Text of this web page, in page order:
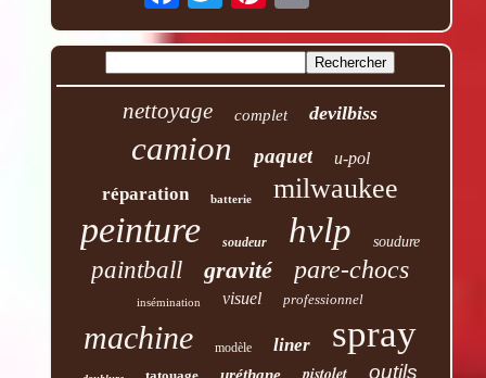
nettoyage complet devilbiss
camion paquet u-pol
réparation batterie milwaukee
peinture soudeur hvlp soudure
paintball gravité pare-chocs
insémination visuel professionnel
machine modèle liner spray
pistolet outils